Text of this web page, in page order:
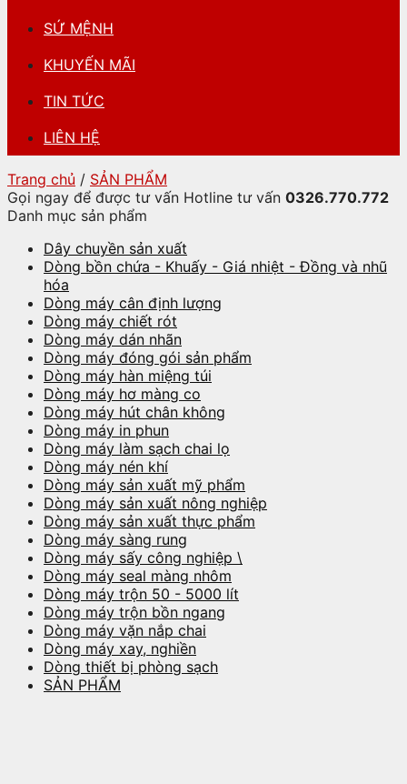
SỨ MỆNH
KHUYẾN MÃI
TIN TỨC
LIÊN HỆ
Trang chủ / SẢN PHẨM
Gọi ngay để được tư vấn Hotline tư vấn 0326.770.772
Danh mục sản phẩm
Dây chuyền sản xuất
Dòng bồn chứa - Khuấy - Giá nhiệt - Đồng và nhũ
hóa
Dòng máy cân định lượng
Dòng máy chiết rót
Dòng máy dán nhãn
Dòng máy đóng gói sản phẩm
Dòng máy hàn miệng túi
Dòng máy hơ màng co
Dòng máy hút chân không
Dòng máy in phun
Dòng máy làm sạch chai lọ
Dòng máy nén khí
Dòng máy sản xuất mỹ phẩm
Dòng máy sản xuất nông nghiệp
Dòng máy sản xuất thực phẩm
Dòng máy sàng rung
Dòng máy sấy công nghiệp \
Dòng máy seal màng nhôm
Dòng máy trộn 50 - 5000 lít
Dòng máy trộn bồn ngang
Dòng máy vặn nắp chai
Dòng máy xay, nghiền
Dòng thiết bị phòng sạch
SẢN PHẨM